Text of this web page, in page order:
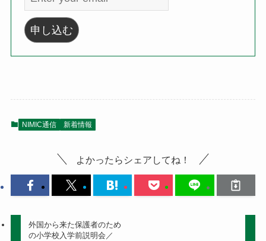
NIMIC通信 新着情報
よかったらシェアしてね！
外国から来た保護者のため
の小学校入学前説明会／